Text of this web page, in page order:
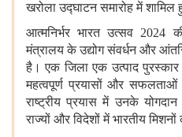
खरोला उद्घाटन समारोह में शामिल
आत्मनिर्भर भारत उत्सव 2024
मंत्रालय के उद्योग संवर्धन और
है। एक जिला एक उत्‍पाद
महत्वपूर्ण प्रयासों और
राष्ट्रीय प्रयास में उनके
राज्यों और विदेशों में भारतीय